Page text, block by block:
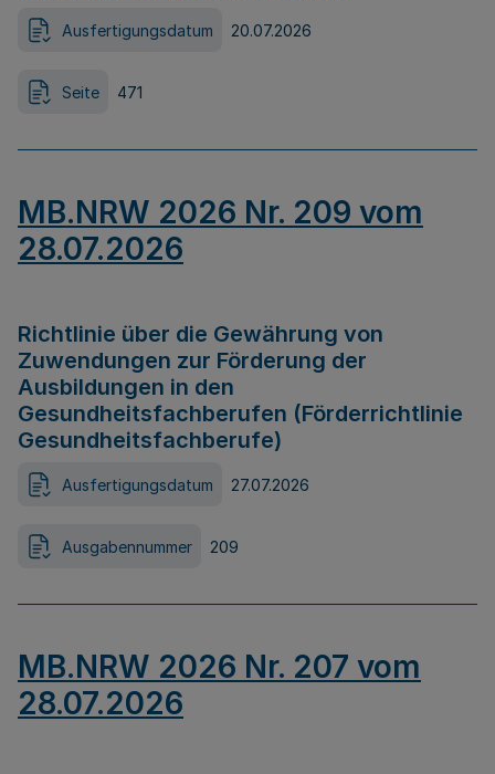
Ausfertigungsdatum 20.07.2026
Seite 471
MB.NRW 2026 Nr. 209 vom
28.07.2026
Richtlinie über die Gewährung von
Zuwendungen zur Förderung der
Ausbildungen in den
Gesundheitsfachberufen (Förderrichtlinie
Gesundheitsfachberufe)
Ausfertigungsdatum 27.07.2026
Ausgabennummer 209
MB.NRW 2026 Nr. 207 vom
28.07.2026